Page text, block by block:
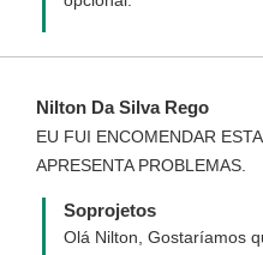
Nilton Da Silva Rego
EU FUI ENCOMENDAR
APRESENTA PROBLEMAS.
Soprojetos
Olá Nilton, Gostaríamos